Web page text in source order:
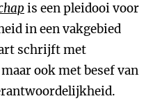
is een pleidooi voor
in een vakgebied
schrijft met
ook met besef van